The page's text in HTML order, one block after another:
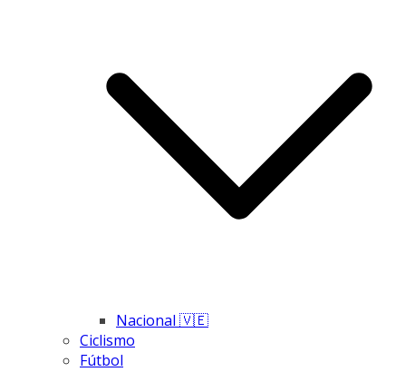
Nacional 🇻🇪
Ciclismo
Fútbol